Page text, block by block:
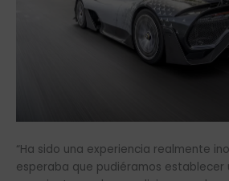
“Ha sido una experiencia realmente
esperaba que pudiéramos